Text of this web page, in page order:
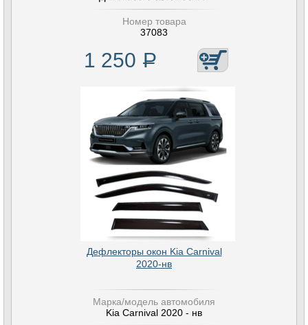
Номер товара
37083
1 250 Р
Дефлекторы окон Kia Carnival
2020-нв
Марка/модель автомобиля
Kia Carnival 2020 - нв